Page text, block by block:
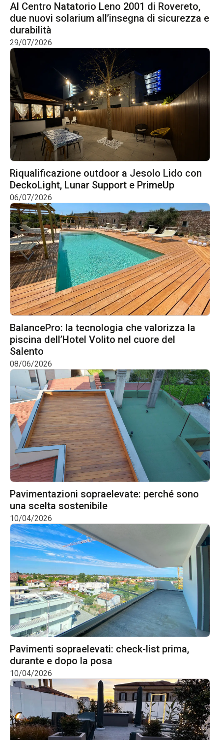
Al Centro Natatorio Leno 2001 di Rovereto,
due nuovi solarium all’insegna di sicurezza e
durabilità
29/07/2026
Riqualificazione outdoor a Jesolo Lido con
DeckoLight, Lunar Support e PrimeUp
06/07/2026
BalancePro: la tecnologia che valorizza la
piscina dell’Hotel Volito nel cuore del
Salento
08/06/2026
Pavimentazioni sopraelevate: perché sono
una scelta sostenibile
10/04/2026
Pavimenti sopraelevati: check-list prima,
durante e dopo la posa
10/04/2026